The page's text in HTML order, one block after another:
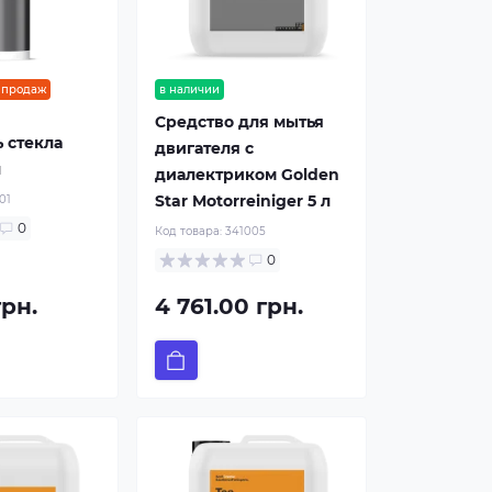
продаж
стекла
0
в наличии
Средство для мытья
двигателя с
диалектриком Golden
Star Motorreiniger 5 л
Код товара: 341005
0
4 761.00 грн.